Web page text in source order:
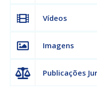
Vídeos
Imagens
Publicações